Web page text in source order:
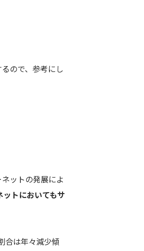
ので、参考にし
ットの発展によ
ットにおいてもサ
合は年々減少傾